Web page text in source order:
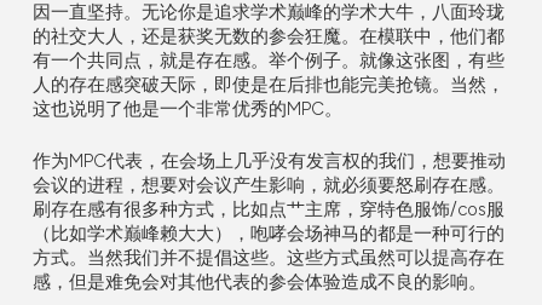
因一直坚持。无论你是追求学术巅峰的学术大牛，八面玲珑
的社交大人，还是获奖无数的参会狂魔。在模联中，他们都
有一个共同点，就是存在感。举个例子。就像这张图，有些
人的存在感突破天际，即使是在后排也能完美抢镜。当然，
这也说明了他是一个非常优秀的MPC。
作为MPC代表，在会场上几乎没有发言权的我们，想要推动
会议的进程，想要对会议产生影响，就必须要怒刷存在感。
刷存在感有很多种方式，比如点艹主席，穿特色服饰/cos服
（比如学术巅峰赖大大），咆哮会场神马的都是一种可行的
方式。当然我们并不提倡这些。这些方式虽然可以提高存在
感，但是难免会对其他代表的参会体验造成不良的影响。